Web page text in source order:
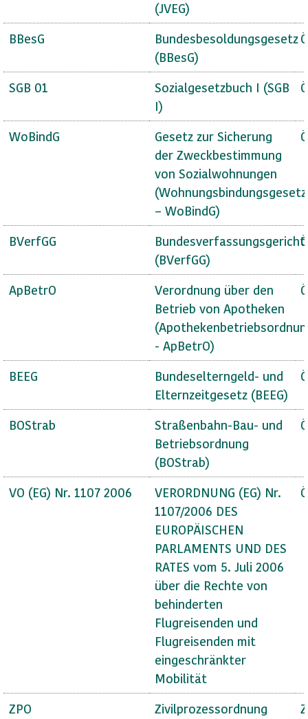
(JVEG)
BBesG
Bundesbesoldungsgesetz
(BBesG)
SGB 01
Sozialgesetzbuch I (SGB
I)
WoBindG
Gesetz zur Sicherung
der Zweckbestimmung
von Sozialwohnungen
(Wohnungsbindungsgesetz
– WoBindG)
BVerfGG
(BVerfGG)
ApBetrO
Verordnung über den
Betrieb von Apotheken
- ApBetrO)
BEEG
Bundeselterngeld- und
Elternzeitgesetz (BEEG)
BOStrab
Straßenbahn-Bau- und
Betriebsordnung
(BOStrab)
VO (EG) Nr. 1107 2006
VERORDNUNG (EG) Nr.
1107/2006 DES
EUROPÄISCHEN
PARLAMENTS UND DES
RATES vom 5. Juli 2006
über die Rechte von
behinderten
Flugreisenden und
Flugreisenden mit
eingeschränkter
Mobilität
ZPO
Zivilprozessordnung